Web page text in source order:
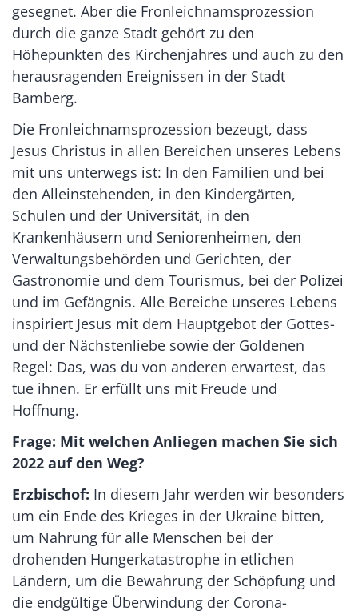
gesegnet. Aber die Fronleichnamsprozession
durch die ganze Stadt gehört zu den
Höhepunkten des Kirchenjahres und auch zu den
herausragenden Ereignissen in der Stadt
Bamberg.
Die Fronleichnamsprozession bezeugt, dass
Jesus Christus in allen Bereichen unseres Lebens
mit uns unterwegs ist: In den Familien und bei
den Alleinstehenden, in den Kindergärten,
Schulen und der Universität, in den
Krankenhäusern und Seniorenheimen, den
Verwaltungsbehörden und Gerichten, der
Gastronomie und dem Tourismus, bei der Polizei
und im Gefängnis. Alle Bereiche unseres Lebens
inspiriert Jesus mit dem Hauptgebot der Gottes-
und der Nächstenliebe sowie der Goldenen
Regel: Das, was du von anderen erwartest, das
tue ihnen. Er erfüllt uns mit Freude und
Hoffnung.
Frage: Mit welchen Anliegen machen Sie sich
2022 auf den Weg?
Erzbischof: In diesem Jahr werden wir besonders
um ein Ende des Krieges in der Ukraine bitten,
um Nahrung für alle Menschen bei der
drohenden Hungerkatastrophe in etlichen
Ländern, um die Bewahrung der Schöpfung und
die endgültige Überwindung der Corona-